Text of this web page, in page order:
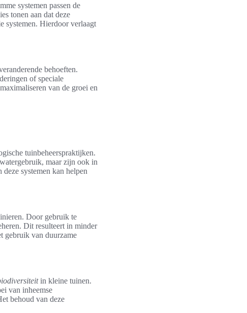
systemen passen de
tonen aan dat deze
systemen. Hierdoor verlaagt
behoeften.
of speciale
van de groei en
tuinbeheerspraktijken.
maar zijn ook in
systemen kan helpen
Door gebruik te
Dit resulteert in minder
gebruik van duurzame
in kleine tuinen.
van inheemse
behoud van deze